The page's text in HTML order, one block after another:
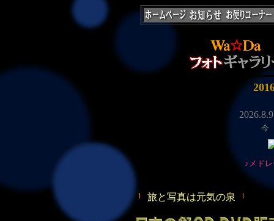
今
♪メド
旅と写真は元気の泉